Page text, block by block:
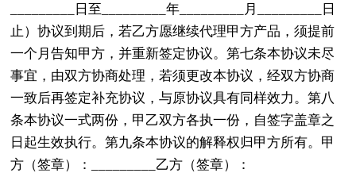
_________日至_________年_________月_________日
止）协议到期后，若乙方愿继续代理甲方产品，须提前
一个月告知甲方，并重新签定协议。第七条本协议未尽
事宜，由双方协商处理，若须更改本协议，经双方协商
一致后再签定补充协议，与原协议具有同样效力。第八
条本协议一式两份，甲乙双方各执一份，自签字盖章之
日起生效执行。第九条本协议的解释权归甲方所有。甲
方（签章）：_________乙方（签章）：